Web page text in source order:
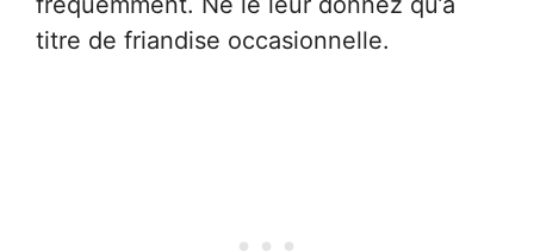
titre de friandise occasionnelle.